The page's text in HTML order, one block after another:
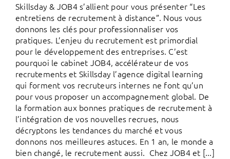
Skillsday & JOB4 s’allient pour vous présenter “Les
entretiens de recrutement à distance”. Nous vous
donnons les clés pour professionnaliser vos
pratiques. L’enjeu du recrutement est primordial
pour le développement des entreprises. C’est
pourquoi le cabinet JOB4, accélérateur de vos
recrutements et Skillsday l’agence digital learning
qui forment vos recruteurs internes ne font qu’un
pour vous proposer un accompagnement global. De
la formation aux bonnes pratiques de recrutement à
l’intégration de vos nouvelles recrues, nous
décryptons les tendances du marché et vous
donnons nos meilleures astuces. En 1 an, le monde a
bien changé, le recrutement aussi. Chez JOB4 et [...]